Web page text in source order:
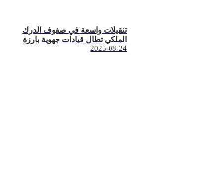
تنقيلات واسعة في صفوف الدرك
الملكي تطال قيادات جهوية بارزة
2025-08-24